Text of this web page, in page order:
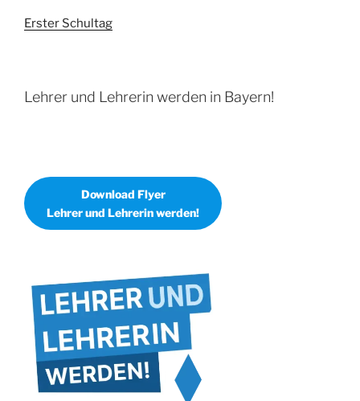
Erster Schultag
Lehrer und Lehrerin werden in Bayern!
Download Flyer
Lehrer und Lehrerin werden!